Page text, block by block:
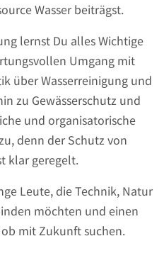
Wasser beiträgst.
lernst Du alles Wichtige
Umgang mit
über Wasserreinigung und
zu Gewässerschutz und
und organisatorische
denn der Schutz von
klar geregelt.
Leute, die Technik, Natur
möchten und einen
mit Zukunft suchen.